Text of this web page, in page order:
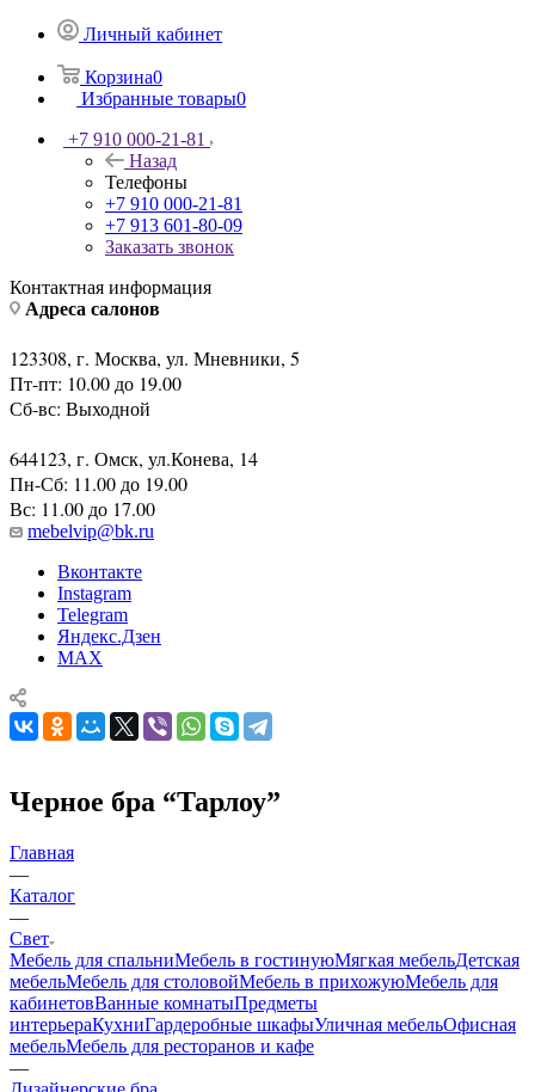
Личный кабинет
Корзина0
Избранные товары0
+7 910 000-21-81
Назад
Телефоны
+7 910 000-21-81
+7 913 601-80-09
Заказать звонок
Контактная информация
Адреса салонов
123308, г. Москва, ул. Мневники, 5
Пт-пт: 10.00 до 19.00
Сб-вс: Выходной
644123, г. Омск, ул.Конева, 14
Пн-Сб: 11.00 до 19.00
Вс: 11.00 до 17.00
mebelvip@bk.ru
Вконтакте
Instagram
Telegram
Яндекс.Дзен
MAX
Черное бра “Тарлоу”
Главная
—
Каталог
—
Свет
Мебель для спальниМебель в гостинуюМягкая мебельДетская
мебельМебель для столовойМебель в прихожуюМебель для
кабинетовВанные комнатыПредметы
интерьераКухниГардеробные шкафыУличная мебельОфисная
мебельМебель для ресторанов и кафе
—